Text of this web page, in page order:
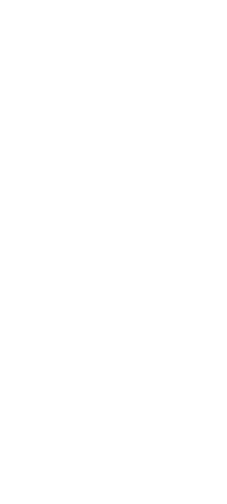
2022 à 10:24
et de l’Étoile
erreur